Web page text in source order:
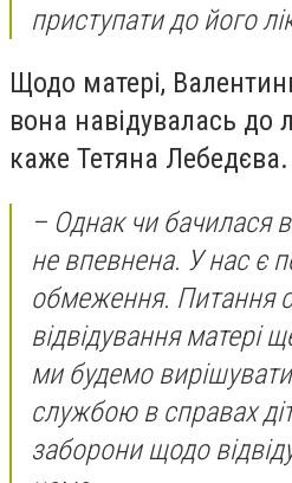
приступати до його
Щодо матері,
вона навідувалась до
каже Тетяна Лебедєва.
– Однак чи бачилася
не впевнена. У нас є
обмеження. Питання
відвідування матері
ми будемо вирішувати
службою в справах
заборони щодо